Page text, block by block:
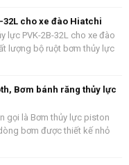
32L cho xe đào Hiatchi
lực PVK-2B-32L cho xe đào
lượng bộ ruột bơm thủy lực
Bơm bánh răng thủy lực
gọi là Bơm thủy lực piston
bơm được thiết kế nhỏ